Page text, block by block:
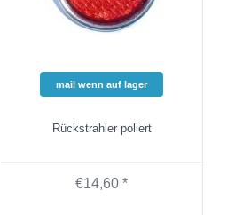
mail wenn auf lager
Rückstrahler poliert
€14,60 *